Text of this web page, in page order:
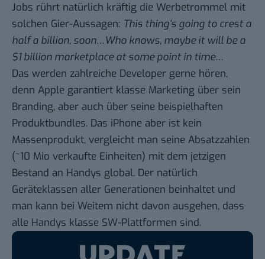
Jobs rührt natürlich kräftig die Werbetrommel mit
solchen Gier-Aussagen: This thing’s going to crest a
half a billion, soon…Who knows, maybe it will be a
$1 billion marketplace at some point in time…
Das werden zahlreiche Developer gerne hören,
denn Apple garantiert klasse Marketing über sein
Branding, aber auch über seine beispielhaften
Produktbundles. Das iPhone aber ist kein
Massenprodukt, vergleicht man seine Absatzzahlen
(~10 Mio verkaufte Einheiten) mit dem jetzigen
Bestand an Handys global. Der natürlich
Geräteklassen aller Generationen beinhaltet und
man kann bei Weitem nicht davon ausgehen, dass
alle Handys klasse SW-Plattformen sind.